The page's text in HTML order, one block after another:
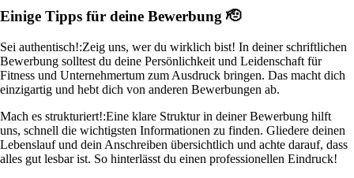
Einige Tipps für deine Bewerbung 🫡
Sei authentisch!:Zeig uns, wer du wirklich bist! In deiner schriftlichen
Bewerbung solltest du deine Persönlichkeit und Leidenschaft für
Fitness und Unternehmertum zum Ausdruck bringen. Das macht dich
einzigartig und hebt dich von anderen Bewerbungen ab.
Mach es strukturiert!:Eine klare Struktur in deiner Bewerbung hilft
uns, schnell die wichtigsten Informationen zu finden. Gliedere deinen
Lebenslauf und dein Anschreiben übersichtlich und achte darauf, dass
alles gut lesbar ist. So hinterlässt du einen professionellen Eindruck!